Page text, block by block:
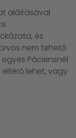
aláírásával
és
nem tehető
Páciensnél
lehet, vagy